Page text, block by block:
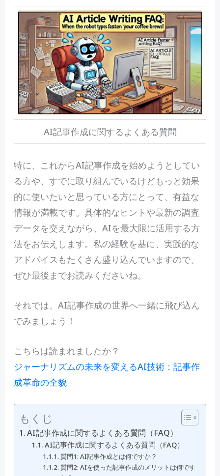
AI記事作成に関するよくある質問
特に、これからAI記事作成を始めようとしてい
る方や、すでに取り組んでいるけどもっと効果
的に使いたいと思っている方にとって、有益な
情報が満載です。具体的なヒントや最新の調査
データを交えながら、AIを最大限に活用する方
法をお伝えします。私の経験を基に、実践的な
アドバイスもたくさん盛り込んでいますので、
ぜひ最後までお読みくださいね。
それでは、AI記事作成の世界へ一緒に飛び込ん
でみましょう！
こちらは読まれましたか？
ジャーナリズムの未来を変えるAI技術：記事作
成革命の全貌
もくじ
AI記事作成に関するよくある質問（FAQ）
AI記事作成に関するよくある質問（FAQ）
質問1: AI記事作成とは何ですか？
質問2: AIを使った記事作成のメリットは何です